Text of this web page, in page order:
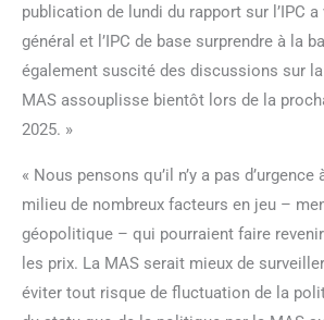
publication de lundi du rapport sur l’IPC a
général et l’IPC de base surprendre à la
également suscité des discussions sur
MAS assouplisse bientôt lors de la
2025. »
« Nous pensons qu’il n’y a pas
milieu de nombreux facteurs en jeu –
géopolitique – qui pourraient faire
les prix. La MAS serait mieux de
éviter tout risque de fluctuation de la